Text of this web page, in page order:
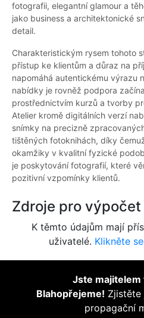
fotografii, elegantní glamour a
jako business a architektonické
detail.
Charakteristickým rysem tohoto
přístup ke klientům a důraz na
napomáhá autentickému výrazu
nabídky je rovněž podpora
prostřednictvím kurzů a tvorby
Atelier kromě digitálních verzí
snímky na precizně
tištěných fotoknihách, díky
okamžiky v kvalitní fyzické
je poskytování fotografií, které
pozitivní vzpomínky klientů.
Zdroje pro
K těmto údajům mají
uživatelé. Klikněte
Jste
Blahopřejeme! Zjistěte
propagační